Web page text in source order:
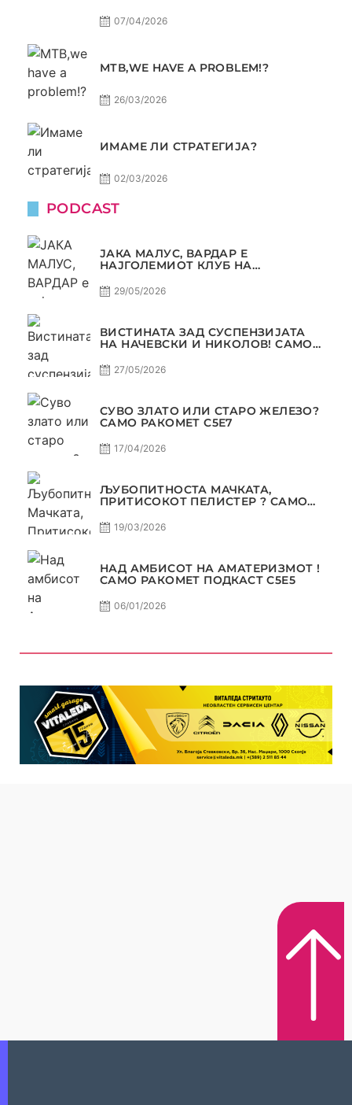
07/04/2026
МТВ,WE HAVE A PROBLEM!?
26/03/2026
ИМАМЕ ЛИ СТРАТЕГИЈА?
02/03/2026
PODCAST
ЈАКА МАЛУС, ВАРДАР Е
НАЈГОЛЕМИОТ КЛУБ НА
29/05/2026
ВИСТИНАТА ЗАД СУСПЕНЗИЈАТА
НА НАЧЕВСКИ И НИКОЛОВ! САМО
27/05/2026
СУВО ЗЛАТО ИЛИ СТАРО ЖЕЛЕЗО?
САМО РАКОМЕТ С5Е7
17/04/2026
ЉУБОПИТНОСТА МАЧКАТА,
ПРИТИСОКОТ ПЕЛИСТЕР ? САМО
19/03/2026
НАД АМБИСОТ НА АМАТЕРИЗМОТ !
САМО РАКОМЕТ ПОДКАСТ С5E5
06/01/2026